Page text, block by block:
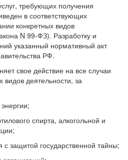
требующих получения
в соответствующих
конкретных видов
N 99-ФЗ). Разработку и
указанный нормативный акт
РФ.
свое действие на все случаи
деятельности, за
спирта, алкогольной и
с защитой государственной тайны;